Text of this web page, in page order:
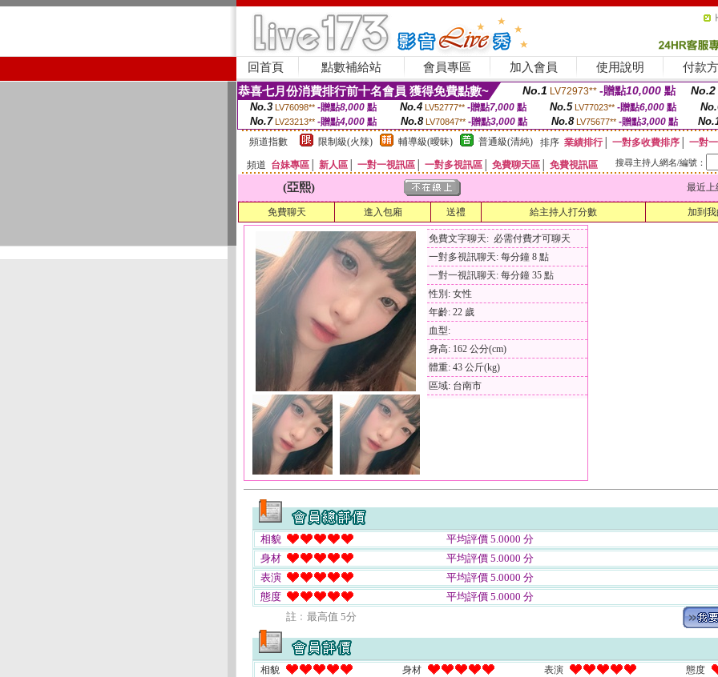
回首頁 點數補給站 會員專區 加入會員 使用說明 付款
恭喜七月份消費排行前十名會員 獲得免費點數~ No.1 LV72973** -贈點10,000 點 No.2
No.3 LV76098** -贈點8,000點 No.4 LV52777** -贈點7,000點 No.5 LV77023** -贈點6,000點
No.7 LV23213** -贈點4,000 點 No.8 LV70847** -贈點3,000 點 No.8 LV75677** -贈點3,000點
頻道指數 限制級(火辣) 輔導級(曖昧) 普通級(清純) 排序 業績排行│ 一對多收費排序
一對
頻道 台妹專區 新人區 一對一視訊區 一對多視訊區 免費聊天區 免費視訊區 搜尋主持人網名/編號：
(亞熙) 最近上
免費聊天 進入包廂 送禮 給主持人打分數 加到
免費文字聊天: 必需付費才可聊天
一對多視訊聊天: 每分鐘 8 點
一對一視訊聊天: 每分鐘 35 點
性別: 女性
年齡: 22 歲
血型:
身高: 162 公分(cm)
體重: 43 公斤(kg)
區域: 台南市
相貌
平均評價 5.0000 分
身材
平均評價 5.0000 分
表演
平均評價 5.0000 分
態度
平均評價 5.0000 分
註﹕最高值 5分
相貌 身材 表演 態度